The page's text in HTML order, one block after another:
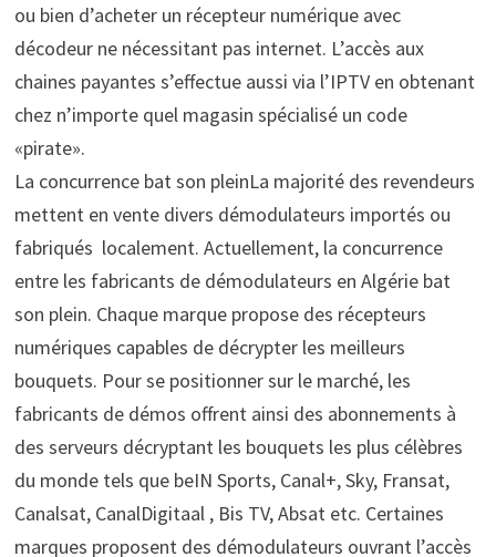
ou bien d’acheter un récepteur numérique avec
décodeur ne nécessitant pas internet. L’accès aux
chaines payantes s’effectue aussi via l’IPTV en obtenant
chez n’importe quel magasin spécialisé un code
«pirate».
La concurrence bat son pleinLa majorité des revendeurs
mettent en vente divers démodulateurs importés ou
fabriqués localement. Actuellement, la concurrence
entre les fabricants de démodulateurs en Algérie bat
son plein. Chaque marque propose des récepteurs
numériques capables de décrypter les meilleurs
bouquets. Pour se positionner sur le marché, les
fabricants de démos offrent ainsi des abonnements à
des serveurs décryptant les bouquets les plus célèbres
du monde tels que beIN Sports, Canal+, Sky, Fransat,
Canalsat, CanalDigitaal , Bis TV, Absat etc. Certaines
marques proposent des démodulateurs ouvrant l’accès